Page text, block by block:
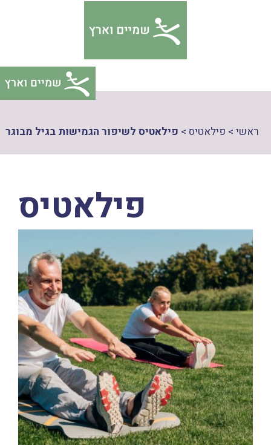
ראשי > פילאטיס > פילאטיס לשיפור הגמישות בגיל מבוגר
פילאטיס